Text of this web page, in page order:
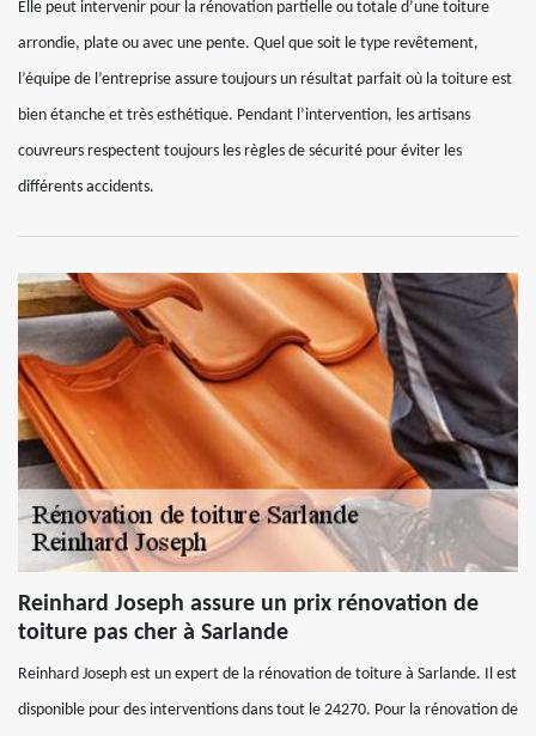
Elle peut intervenir pour la rénovation partielle ou totale d’une toiture
arrondie, plate ou avec une pente. Quel que soit le type revêtement,
l’équipe de l’entreprise assure toujours un résultat parfait où la toiture est
bien étanche et très esthétique. Pendant l’intervention, les artisans
couvreurs respectent toujours les règles de sécurité pour éviter les
différents accidents.
Reinhard Joseph assure un prix rénovation de
toiture pas cher à Sarlande
Reinhard Joseph est un expert de la rénovation de toiture à Sarlande. Il est
disponible pour des interventions dans tout le 24270. Pour la rénovation de